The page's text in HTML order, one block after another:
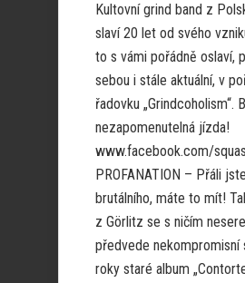
Kultovní grind band z
slaví 20 let od svého
to s vámi pořádně oslaví,
sebou i stále aktuální, v
řadovku „Grindcoholism“.
nezapomenutelná jízda!
www.facebook.com/
PROFANATION – Přáli
brutálního, máte to mít!
z Görlitz se s ničím
předvede nekompromisní
roky staré album